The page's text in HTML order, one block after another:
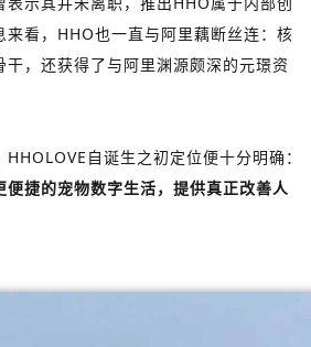
看，HHO也一直与阿里藕断丝连：核
，还获得了与阿里渊源颇深的元璟资
自诞生之初定位便十分明确：
捷的宠物数字生活，提供真正改善人